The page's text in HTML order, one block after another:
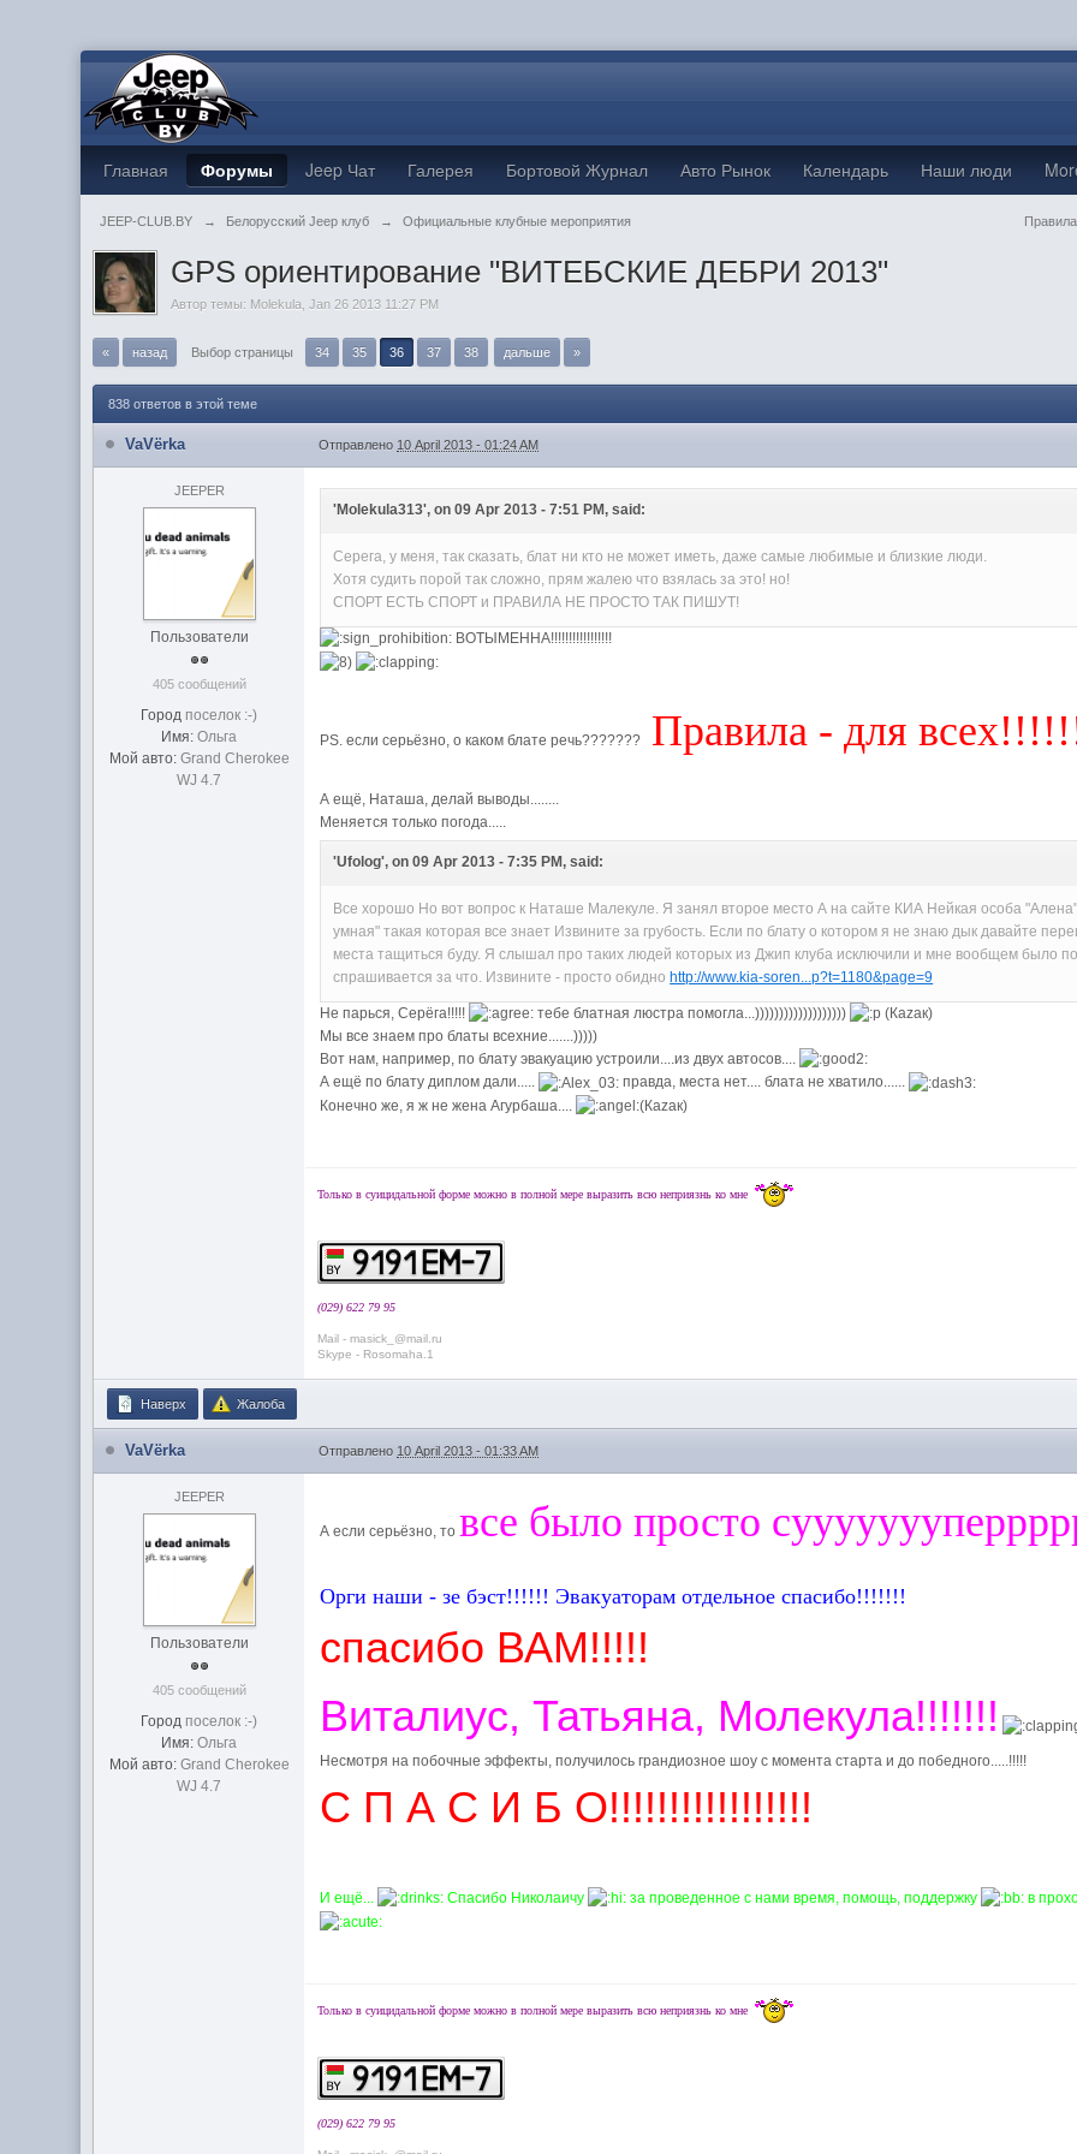
Главная Форумы Jeep Чат Галерея Бортовой Журнал Авто Рынок Календарь Наши люди
JEEP-CLUB.BY → Белорусский Jeep клуб → Официальные клубные мероприятия
GPS ориентирование "ВИТЕБСКИЕ ДЕБРИ 2013"
Автор темы: Molekula ,Jan 26 2013 11:27 PM
« назад Выбор страницы 34 35 36 37 38 дальше »
838 ответов в этой теме
VaVёrka Отправлено 10 April 2013 - 01:24 AM
JEEPER
Пользователи
405 сообщений
Город поселок :-)
Имя: Ольга
Мой авто: Grand Cherokee
WJ 4.7
'Molekula313', on 09 Apr 2013 - 7:51 PM, said:
Серега, у меня, так сказать, блат ни кто не может иметь, даже самые любимые и близкие люди.
Хотя судить порой так сложно, прям жалею что взялась за это! но!
СПОРТ ЕСТЬ СПОРТ и ПРАВИЛА НЕ ПРОСТО ТАК ПИШУТ!
ВОТЫМЕННА!!!!!!!!!!!!!!!!!
PS. если серьёзно, о каком блате речь??????? Правила - для
А ещё, Наташа, делай выводы........
Меняется только погода.....
'Ufolog', on 09 Apr 2013 - 7:35 PM, said:
Все хорошо Но вот вопрос к Наташе Малекуле. Я занял второе место А на сайте КИА Нейкая особа
умная" такая которая все знает Извините за грубость. Если по блату о котором я не знаю дык давайте
места тащиться буду. Я слышал про таких людей которых из Джип клуба исключили и мне вообщем было по
спрашивается за что. Извините - просто обидноhttp://www.kia-soren...p?t=1180&page=9
Не парься, Серёга!!!!! тебе блатная люстра помогла...)))))))))))))))))))
(Каzак)
Мы все знаем про блаты всехние.......)))))
Вот нам, например, по блату эвакуацию устроили....из двух автосов....
А ещё по блату диплом дали.....
правда, места нет.... блата не хватило......
Конечно же, я ж не жена Агурбаша....
(Каzак)
Только в суицидальной форме можно в полной мере выразить всю неприязнь ко мне
(029) 622 79 95
Mail - masick_@mail.ru
Skype - Rosomaha.1
Наверх Жалоба
VaVёrka Отправлено 10 April 2013 - 01:33 AM
JEEPER
Пользователи
405 сообщений
Город поселок :-)
Имя: Ольга
Мой авто: Grand Cherokee
WJ 4.7
А если серьёзно, товсе было просто
Орги наши - зе бэст!!!!!! Эвакуаторам отдельное спасибо!!!!!!!
спасибо ВАМ!!!!!
Виталиус, Татьяна, Молекула!!!!!!!
Несмотря на побочные эффекты, получилось грандиозное шоу с момента старта и до победного.....!!!!!
С П А С И Б О!!!!!!!!!!!!!!!!!
И ещё... Спасибо Николаичу за проведенное с нами время, помощь, поддержку в
Только в суицидальной форме можно в полной мере выразить всю неприязнь ко мне
(029) 622 79 95